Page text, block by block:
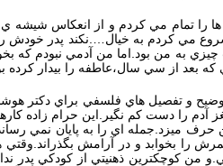
تمام مي كردم و از انعكاس شيشه ي
مي كردم به خيال….نكند پدر خودش
چيزي به من بود.اما من آدمي نبودم
بعد از سي سال،عاطفه را بيدار كرده
و تفصيل هاي فلسفي براي دكتر
را دست كم نگير.اين حرام زاده
حرف ميزد.جمله اي را به پايان نمي
را بخوابد و در آرامش
من كوچكترين ذهنيتي از كودكي